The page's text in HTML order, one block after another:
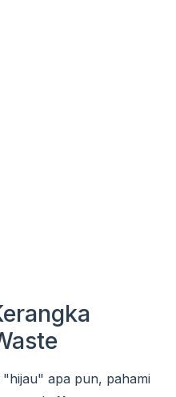
apa pun, pahami